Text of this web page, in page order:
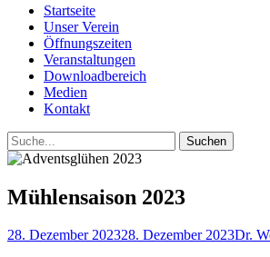
Zum
Inhalt:
Startseite
Unser Verein
Öffnungszeiten
Veranstaltungen
Downloadbereich
Medien
Kontakt
Suche
Suche
für:
Mühlensaison 2023
Gepostet
28. Dezember 202328. Dezember 2023Autor
Dr.